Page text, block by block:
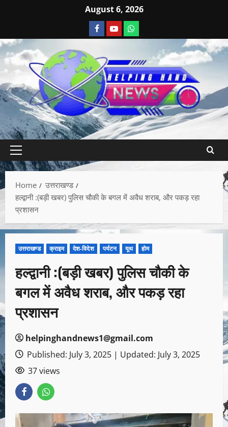
August 6, 2026
Home
उत्तराखण्ड
हल्द्वानी :(बड़ी खबर) पुलिस चौकी के बगल में अवैध शराब, और पकड़ रहा
प्रशासन
उत्तराखण्ड क्राइम देश-विदेश पर्यटन यूथ होम
हल्द्वानी :(बड़ी खबर) पुलिस चौकी के
बगल में अवैध शराब, और पकड़ रहा
प्रशासन
helpinghandnews1@gmail.com
Published: July 3, 2025 | Updated: July 3, 2025
37 views